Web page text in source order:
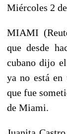
Miércoles 2
MIAMI
que desde
cubano dijo
ya no está
que fue
de Miami.